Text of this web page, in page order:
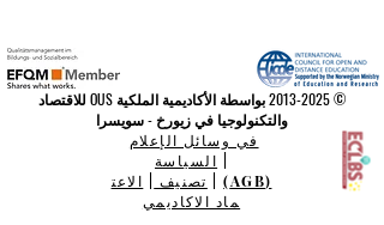
©
2013-2025
بواسطة الأكاديمية الملكية OUS للاقتصاد
والتكنولوجيا في زيورخ - سويسرا
في وسائل الإعلام
السياسة
(AGB)
تصنيف
الاعت
ماد الاكاديمي